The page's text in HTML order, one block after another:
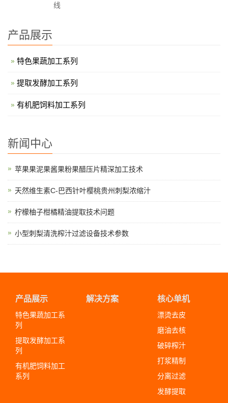
线
产品展示
特色果蔬加工系列
提取发酵加工系列
有机肥饲料加工系列
新闻中心
苹果果泥果酱果粉果醋压片精深加工技术
天然维生素C-巴西针叶樱桃贵州刺梨浓缩汁
柠檬柚子柑橘精油提取技术问题
小型刺梨清洗榨汁过滤设备技术参数
产品展示
特色果蔬加工系
列
提取发酵加工系
列
有机肥饲料加工
系列
解决方案 核心单机
漂烫去皮
磨油去核
破碎榨汁
打浆精制
分离过滤
发酵提取